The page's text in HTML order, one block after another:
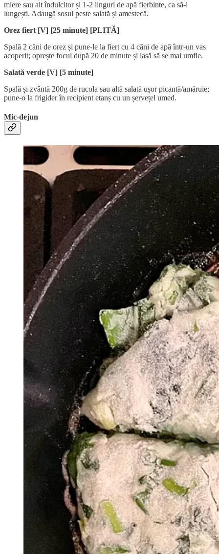
miere sau alt îndulcitor și 1-2 linguri de apă fierbinte, ca să-l
lungești. Adaugă sosul peste salată și amestecă.
Orez fiert [V] [25 minute] [PLITĂ]
Spală 2 căni de orez și pune-le la fiert cu 4 căni de apă într-un vas
acoperit; oprește focul după 20 de minute și lasă să se mai umfle.
Salată verde [V] [5 minute]
Spală și zvântă 200g de rucola sau altă salată ușor picantă/amăruie;
pune-o la frigider în recipient etanș cu un șervețel umed.
Mic-dejun